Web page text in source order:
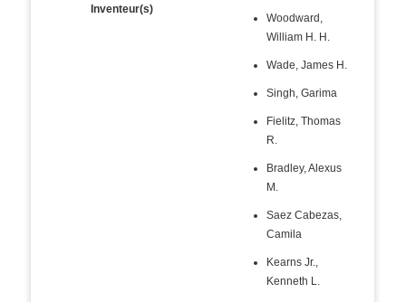
Inventeur(s)
Woodward,
William H. H.
Wade, James H.
Singh, Garima
Fielitz, Thomas
R.
Bradley, Alexus
M.
Saez Cabezas,
Camila
Kearns Jr.,
Kenneth L.